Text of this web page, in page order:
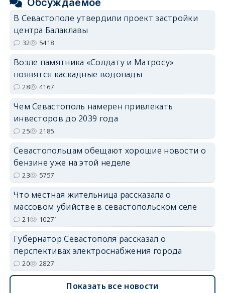
Обсуждаемое
В Севастополе утвердили проект застройки
центра Балаклавы
32 5418
Возле памятника «Солдату и Матросу»
появятся каскадные водопады
28 4167
Чем Севастополь намерен привлекать
инвесторов до 2039 года
25 2185
Севастопольцам обещают хорошие новости о
бензине уже на этой неделе
23 5757
Что местная жительница рассказала о
массовом убийстве в севастопольском селе
21 10271
Губернатор Севастополя рассказал о
перспективах электроснабжения города
20 2827
Показать все новости